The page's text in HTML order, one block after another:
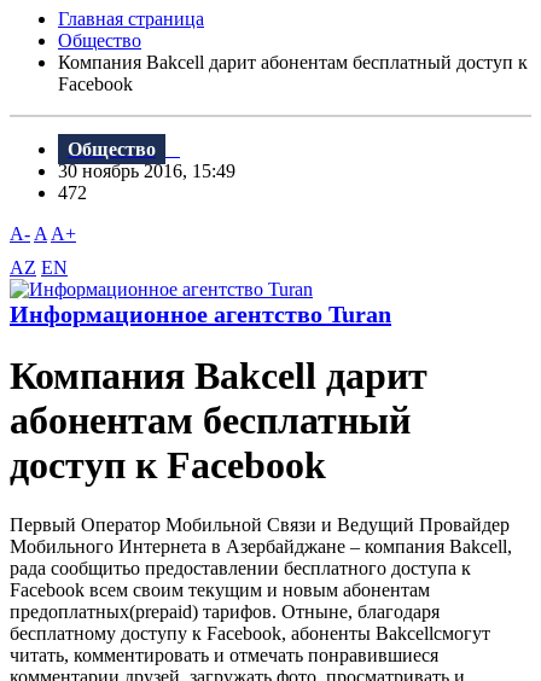
Главная страница
Общество
Компания Bakcell дарит абонентам бесплатный доступ к
Facebook
Общество
30 ноябрь 2016, 15:49
472
A- A A+
AZ EN
Информационное агентство Turan
Компания Bakcell дарит
абонентам бесплатный
доступ к Facebook
Первый Оператор Мобильной Связи и Ведущий Провайдер
Мобильного Интернета в Азербайджане – компания Bakcell,
рада сообщитьо предоставлении бесплатного доступа к
Facebook всем своим текущим и новым абонентам
предоплатных(prepaid) тарифов. Отныне, благодаря
бесплатному доступу к Facebook, абоненты Bakcellсмогут
читать, комментировать и отмечать понравившиеся
комментарии друзей, загружать фото, просматривать и